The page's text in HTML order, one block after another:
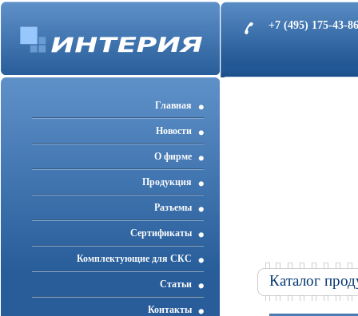
+7 (495) 175-43-
Главная
Новости
О фирме
Продукция
Разъемы
Cертификаты
Комплектующие для СКС
Статьи
Контакты
Каталог